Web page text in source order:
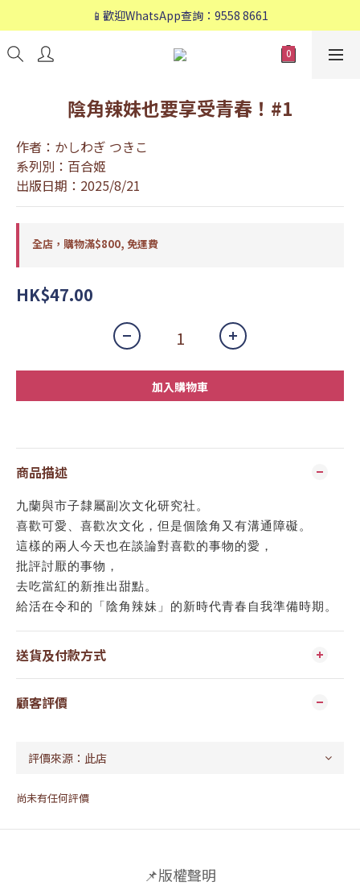
📱歡迎WhatsApp查詢：9558 8661
📱歡迎WhatsApp查詢：9558 8661
❤️會員專享：🛍購物滿💰HK$800，🚚免運費❤️
陰角辣妹也要享受青春！#1
作者：かしわぎ つきこ
系列別：百合姬
出版日期：2025/8/21
全店，購物滿$800, 免運費
HK$47.00
加入購物車
商品描述
九蘭與市子隸屬副次文化研究社。
喜歡可愛、喜歡次文化，但是個陰角又有溝通障礙。
這樣的兩人今天也在談論對喜歡的事物的愛，
批評討厭的事物，
去吃當紅的新推出甜點。
給活在令和的「陰角辣妹」的新時代青春自我準備時期。
送貨及付款方式
顧客評價
尚未有任何評價
📌版權聲明